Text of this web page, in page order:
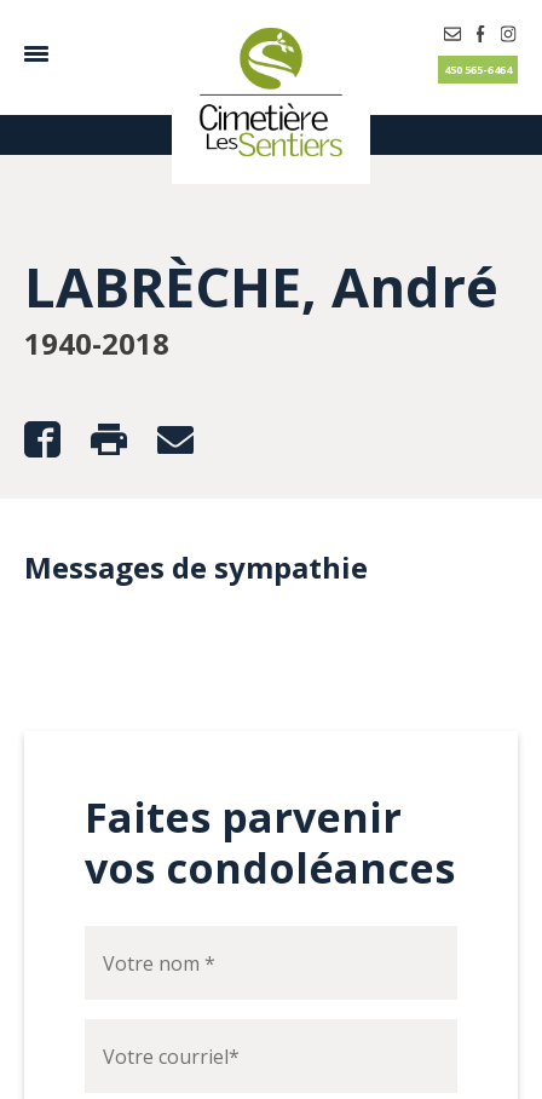
450 565-6464
Faites parvenir
vos condoléances
LABRÈCHE, André
1940-2018
Messages de sympathie